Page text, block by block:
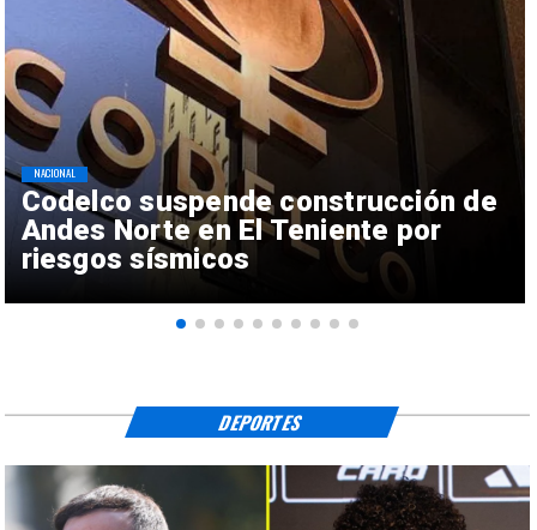
Codelco suspende construcción de
Andes Norte en El Teniente por
riesgos sísmicos
NACIONAL
DEPORTES